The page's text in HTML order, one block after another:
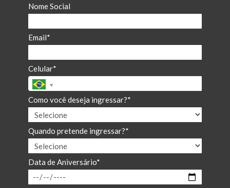
Nome Social
Email*
Celular*
Como você deseja ingressar?*
Quando pretende ingressar?*
Data de Aniversário*